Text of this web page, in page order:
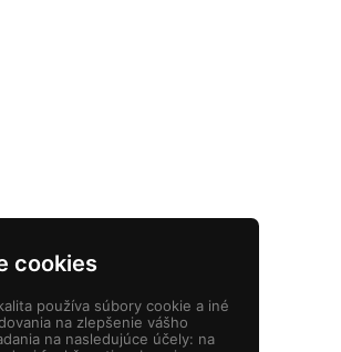
cookies
používa súbory cookie a iné
na zlepšenie vášho
na nasledujúce účely: na
dopočítaná sadzba DPH.